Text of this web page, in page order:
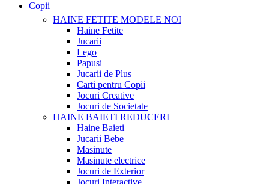
Copii
HAINE FETITE MODELE NOI
Haine Fetite
Jucarii
Lego
Papusi
Jucarii de Plus
Carti pentru Copii
Jocuri Creative
Jocuri de Societate
HAINE BAIETI REDUCERI
Haine Baieti
Jucarii Bebe
Masinute
Masinute electrice
Jocuri de Exterior
Jocuri Interactive